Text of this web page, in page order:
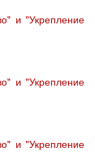
и "Укрепление
и "Укрепление
и "Укрепление